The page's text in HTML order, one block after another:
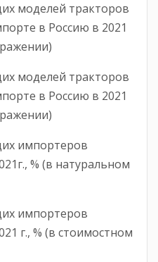
моделей тракторов
в Россию в 2021
моделей тракторов
в Россию в 2021
импортеров
% (в натуральном
импортеров
г., % (в стоимостном